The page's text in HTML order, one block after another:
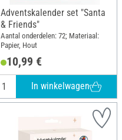
Adventskalender set "Santa
& Friends"
Aantal onderdelen: 72; Materiaal:
Papier, Hout
10,99 €
In winkelwagen